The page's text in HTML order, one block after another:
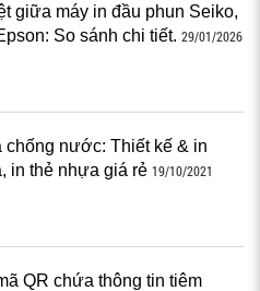
giữa máy in đầu phun Seiko,
So sánh chi tiết. 29/01/2026
chống nước: Thiết kế & in
in thẻ nhựa giá rẻ 19/10/2021
QR chứa thông tin tiêm